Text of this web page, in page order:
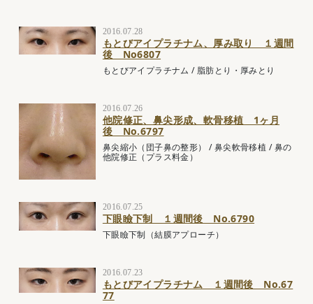
2016.07.28
もとびアイプラチナム、厚み取り １週間
後 No6807
もとびアイプラチナム / 脂肪とり・厚みとり
2016.07.26
他院修正、鼻尖形成、軟骨移植 1ヶ月
後 No.6797
鼻尖縮小（団子鼻の整形） /鼻尖軟骨移植 /鼻の
他院修正（プラス料金）
2016.07.25
下眼瞼下制 １週間後 No.6790
下眼瞼下制（結膜アプローチ）
2016.07.23
もとびアイプラチナム １週間後 No.67
77